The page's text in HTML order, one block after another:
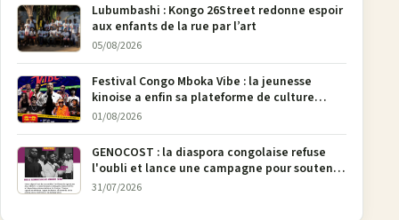
Lubumbashi : Kongo 26Street redonne espoir
aux enfants de la rue par l’art
05/08/2026
Festival Congo Mboka Vibe : la jeunesse
kinoise a enfin sa plateforme de culture
urbaine
01/08/2026
GENOCOST : la diaspora congolaise refuse
l'oubli et lance une campagne pour soutenir
la pétition FONAREV depuis Bruxelles
31/07/2026